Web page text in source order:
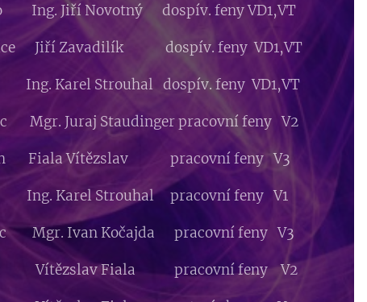
Ing. Jiří Novotný dospív. feny VD1,VT
Jiří Zavadilík dospív. feny VD1,VT
Karel Strouhal dospív. feny VD1,VT
Mgr. Juraj Staudinger pracovní feny V2
Fiala Vítězslav pracovní feny V3
Karel Strouhal pracovní feny V1
Mgr. Ivan Kočajda pracovní feny V3
Vítězslav Fiala pracovní feny V2